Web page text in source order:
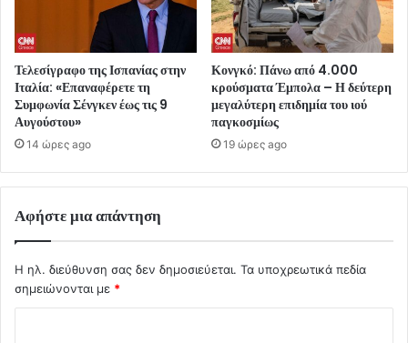
Τελεσίγραφο της Ισπανίας στην
Ιταλία: «Επαναφέρετε τη
Συμφωνία Σένγκεν έως τις 9
Αυγούστου»
14 ώρες ago
Κονγκό: Πάνω από 4.000
κρούσματα Έμπολα – Η δεύτερη
μεγαλύτερη επιδημία του ιού
παγκοσμίως
19 ώρες ago
Αφήστε μια απάντηση
Η ηλ. διεύθυνση σας δεν δημοσιεύεται. Τα υποχρεωτικά πεδία
σημειώνονται με *